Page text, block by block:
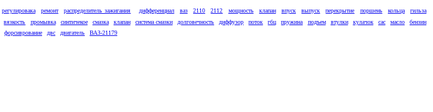
регулировака ремонт распределитель зажигания дифференциал ваз 2110 2112 мощность клапан впуск выпуск перекрытие поршень кольца
гильза
вязкость промывка синтичекое смазка клапан система смазки долговечность диффузор поток гбц пружина подъем втулки кулачок сас масло
бензин
форсиврование двс двигатель ВАЗ-21179